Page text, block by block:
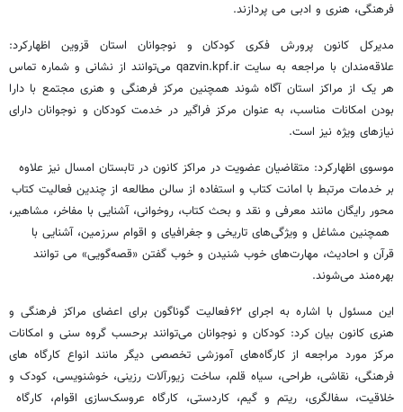
فرهنگی، هنری و ادبی می پردازند.
مدیرکل کانون پرورش فکری کودکان و نوجوانان استان قزوین اظهارکرد:
علاقه‌مندان با مراجعه به سایت qazvin.kpf.ir می‌توانند از نشانی و شماره تماس
هر یک از مراکز استان آگاه شوند همچنین مرکز فرهنگی و هنری مجتمع با دارا
بودن امکانات مناسب، به عنوان مرکز فراگیر در خدمت کودکان و نوجوانان دارای
نیازهای ویژه نیز است.
موسوی اظهارکرد: متقاضیان عضویت در مراکز کانون در تابستان امسال نیز علاوه
بر خدمات مرتبط با امانت کتاب و استفاده از سالن مطالعه از چندین فعالیت کتاب
محور رایگان مانند معرفی و نقد و بحث کتاب، روخوانی، آشنایی با مفاخر، مشاهیر،
همچنین مشاغل و ویژگی‌های تاریخی و جغرافیای و اقوام سرزمین، آشنایی با
قرآن و احادیث، مهارت‌های خوب شنیدن و خوب گفتن «قصه‌گویی» می توانند
بهره‌مند می‌شوند.
این مسئول با اشاره به اجرای ۶۲فعالیت گوناگون برای اعضای مراکز فرهنگی و
هنری کانون بیان کرد: کودکان و نوجوانان می‌توانند برحسب گروه سنی و امکانات
مرکز مورد مراجعه از کارگاه‌های آموزشی تخصصی دیگر مانند انواع کارگاه ‌های
فرهنگی، نقاشی، طراحی، سیاه قلم، ساخت زیورآلات رزینی، خوشنویسی، کودک و
خلاقیت، سفالگری، ریتم و گیم، کاردستی، کارگاه عروسک‌سازی اقوام، کارگاه